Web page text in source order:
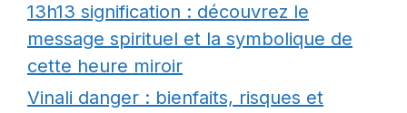
13h13 signification : découvrez le
message spirituel et la symbolique de
cette heure miroir
Vinali danger : bienfaits, risques et